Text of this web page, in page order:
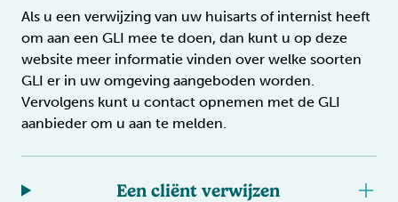
Als u een verwijzing van uw huisarts of internist heeft
om aan een GLI mee te doen, dan kunt u op deze
website meer informatie vinden over welke soorten
GLI er in uw omgeving aangeboden worden.
Vervolgens kunt u contact opnemen met de GLI
aanbieder om u aan te melden.
Een cliënt verwijzen